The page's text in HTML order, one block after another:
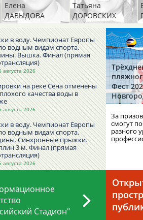
Елена
ДАВЫДОВА
Татьяна
ДОРОВСКИХ
(САМОЛЕНКО,
ХАМИТОВА))
в воду. Чемпионат Европы
водным видам спорта.
Вышка. Финал (прямая
августа 2026
на реке Сена отменены
качества воды в
августа 2026
в воду. Чемпионат Европы
водным видам спорта.
Синхронные прыжки.
3 м. Финал (прямая
августа 2026
дзюдо Владимир Каплин
августа 2026
Стадион"
Фест
За
смогут
разного